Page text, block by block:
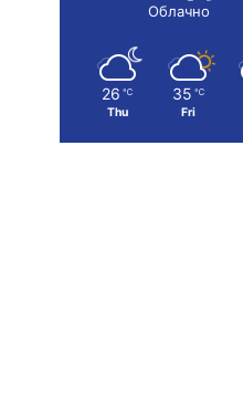
Облачно
26 ℃
Thu
35 ℃
Fri